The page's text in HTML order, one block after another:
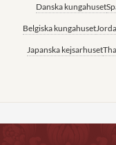
Danska kungahuset
Belgiska kungahuset
Japanska kejsarhuset